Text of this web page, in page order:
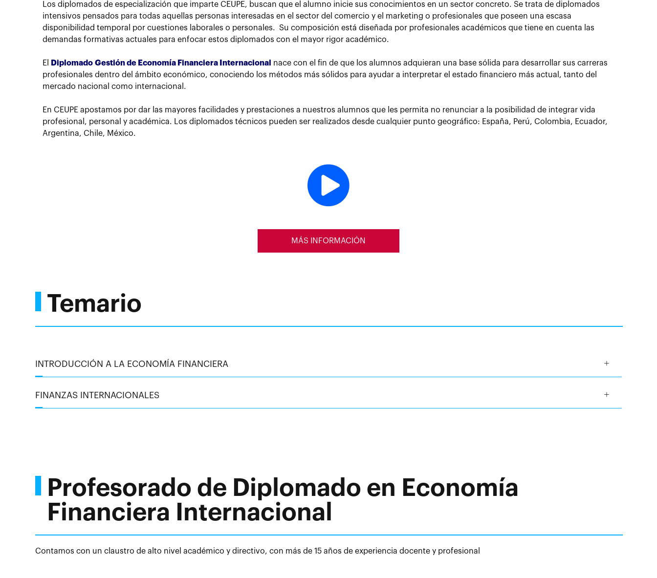
Los diplomados de especialización que imparte CEUPE, buscan que el alumno inicie sus conocimientos en un sector concreto. Se trata de diplomados
intensivos pensados para todas aquellas personas interesadas en el sector del comercio y el marketing o profesionales que poseen una escasa
disponibilidad temporal por cuestiones laborales o personales. Su composición está diseñada por profesionales académicos que tiene en cuenta las
demandas formativas actuales para enfocar estos diplomados con el mayor rigor académico.
El Diplomado Gestión de Economía Financiera Internacional
nace con el fin de que los alumnos adquieran una base sólida para desarrollar sus carreras
profesionales dentro del ámbito económico, conociendo los métodos más sólidos para ayudar a interpretar el estado financiero más actual, tanto del
mercado nacional como internacional.
En CEUPE apostamos por dar las mayores facilidades y prestaciones a nuestros alumnos que les permita no renunciar a la posibilidad de integrar vida
profesional, personal y académica. Los diplomados técnicos pueden ser realizados desde cualquier punto geográfico: España, Perú, Colombia, Ecuador,
Argentina, Chile, México.
MÁS INFORMACIÓN
Temario
INTRODUCCIÓN A LA ECONOMÍA FINANCIERA
FINANZAS INTERNACIONALES
Profesorado de Diplomado en Economía
Financiera Internacional
Contamos con un claustro de alto nivel académico y directivo, con más de 15 años de experiencia docente y profesional